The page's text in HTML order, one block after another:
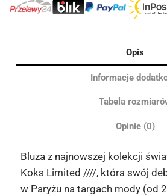
Opis
Informacje
Tabela
Opinie (0)
Bluza z najnowszej kolekcji
Koks Limited ////, która swój
w Paryżu na targach mody (od